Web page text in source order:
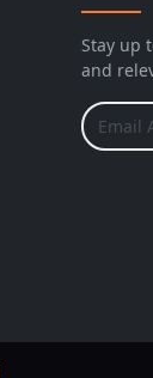
Stay up
and